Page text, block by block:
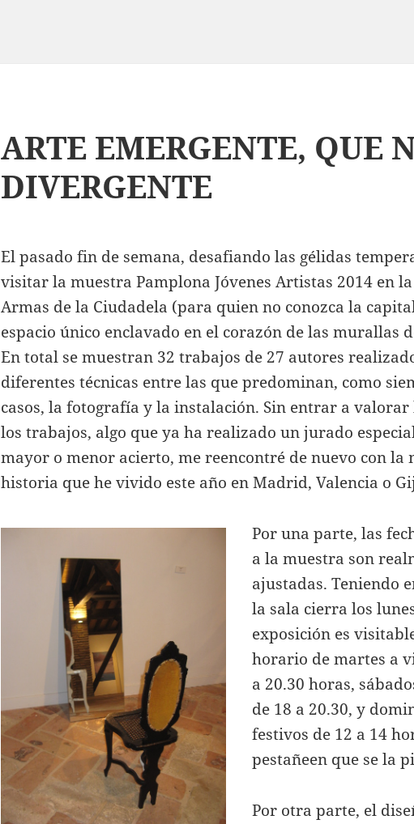
ARTE EMERGENTE, QUE
DIVERGENTE
El pasado fin de semana, desafiando las gélidas
visitar la muestra Pamplona Jóvenes Artistas 2014 en la
Armas de la Ciudadela (para quien no conozca la
espacio único enclavado en el corazón de las murallas
En total se muestran 32 trabajos de 27 autores
diferentes técnicas entre las que predominan, como
casos, la fotografía y la instalación. Sin entrar a
los trabajos, algo que ya ha realizado un jurado
mayor o menor acierto, me reencontré de nuevo con la
historia que he vivido este año en Madrid, Valencia o
Por una parte, las
a la muestra son
ajustadas. Teniendo
la sala cierra los
exposición es
horario de martes a
a 20.30 horas,
de 18 a 20.30, y
festivos de 12 a 14
pestañeen que se la
Por otra parte, el